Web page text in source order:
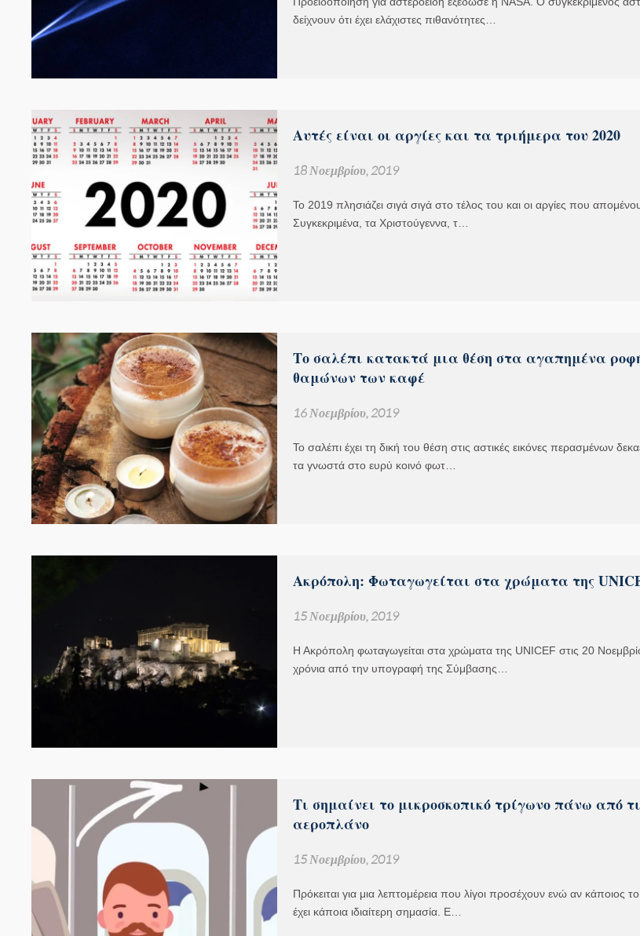
δείχνουν ότι έχει ελάχιστες πιθανότητες…
Αυτές είναι οι αργίες και τα τριήμερα του 2020
18 Νοεμβρίου, 2019
Το 2019 πλησιάζει σιγά σιγά στο τέλος του και οι αργίες που
Συγκεκριμένα, τα Χριστούγεννα, τ…
Το σαλέπι κατακτά μια θέση στα αγαπημένα
θαμώνων των καφέ
16 Νοεμβρίου, 2019
Το σαλέπι έχει τη δική του θέση στις αστικές εικόνες περασμένων
τα γνωστά στο ευρύ κοινό φωτ…
Ακρόπολη: Φωταγωγείται στα χρώματα της
15 Νοεμβρίου, 2019
Η Ακρόπολη φωταγωγείται στα χρώματα της UNICEF στις 20
χρόνια από την υπογραφή της Σύμβασης…
Τι σημαίνει το μικροσκοπικό τρίγωνο πάνω από
αεροπλάνο
15 Νοεμβρίου, 2019
Πρόκειται για μια λεπτομέρεια που λίγοι προσέχουν ενώ αν κάποιος
έχει κάποια ιδιαίτερη σημασία. Ε…